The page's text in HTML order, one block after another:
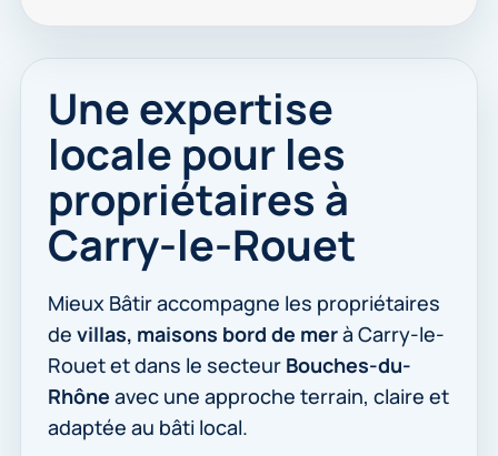
Une expertise
locale pour les
propriétaires à
Carry-le-Rouet
Mieux Bâtir accompagne les propriétaires
de villas, maisons bord de merà Carry-le-
Rouet et dans le secteur Bouches-du-
Rhône avec une approche terrain, claire et
adaptée au bâti local.